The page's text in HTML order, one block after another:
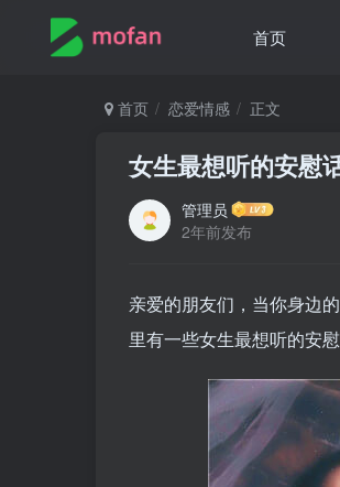
首页
首页 恋爱情感 正文
女生最想听的安慰
管理员
2年前发布
亲爱的朋友们，当你身边
里有一些女生最想听的安